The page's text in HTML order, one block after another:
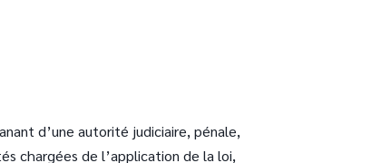
d’une autorité judiciaire, pénale,
chargées de l’application de la loi,